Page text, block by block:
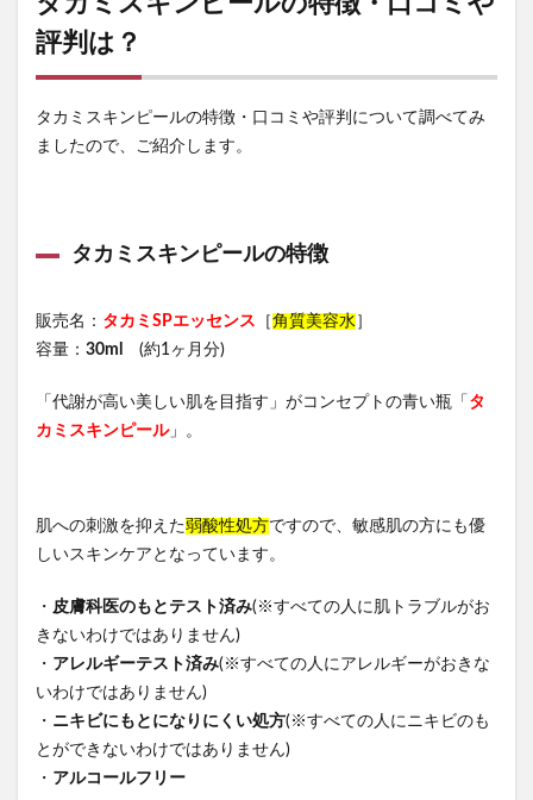
評判は？
タカミスキンピールの特徴・口コミや評判について調べてみ
ましたので、ご紹介します。
タカミスキンピールの特徴
販売名： タカミSPエッセンス 角質美容水
容量： 30ml (約1ヶ月分)
「代謝が高い美しい肌を目指す」がコンセプトの青い瓶「 タ
カミスキンピール」。
肌への刺激を抑えた弱酸性処方ですので、敏感肌の方にも優
しいスキンケアとなっています。
・ 皮膚科医のもとテスト済み(※すべての人に肌トラブルがお
きないわけではありません)
・ アレルギーテスト済み(※すべての人にアレルギーがおきな
いわけではありません)
・ ニキビにもとになりにくい処方(※すべての人にニキビのも
とができないわけではありません)
・ アルコールフリー